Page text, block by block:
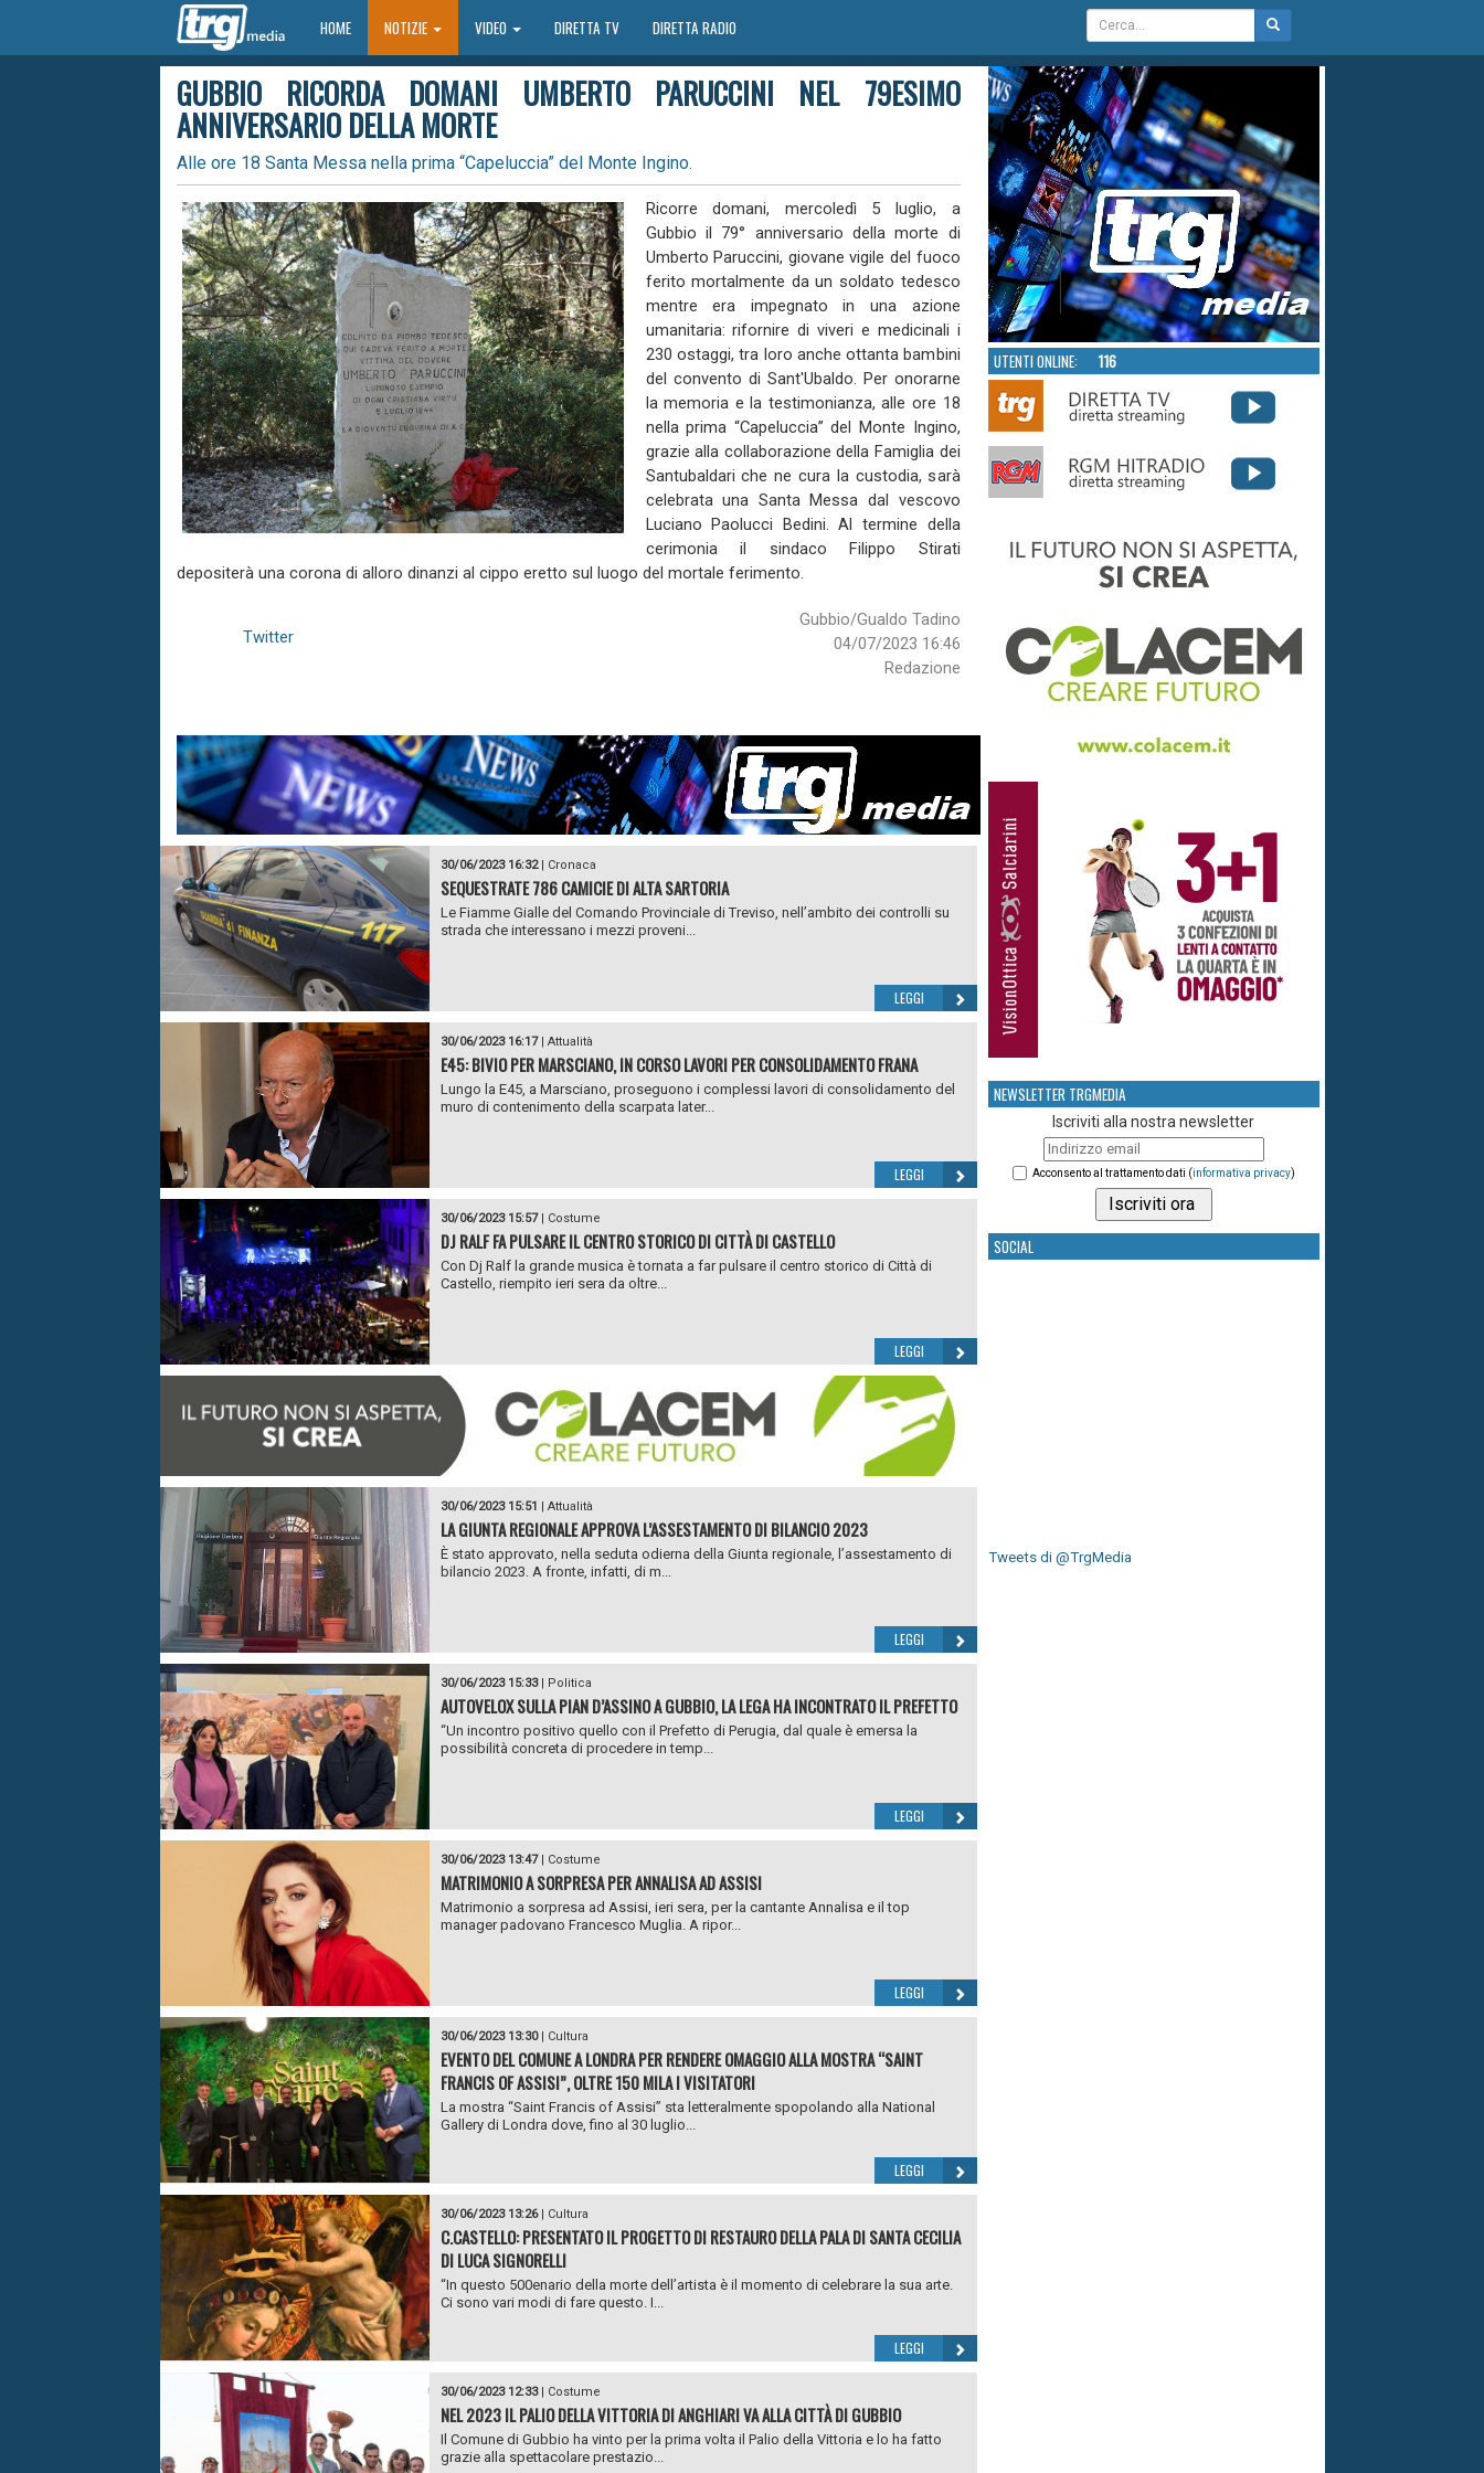
HOMEHOME NOTIZIE VIDEO DIRETTA TV DIRETTA RADIO
GUBBIO RICORDA DOMANI UMBERTO PARUCCINI NEL 79ESIMO
ANNIVERSARIO DELLA MORTE
Alle ore 18 Santa Messa nella prima “Capeluccia” del Monte Ingino.
Ricorre domani, mercoledì 5 luglio, a
Gubbio il 79° anniversario della morte di
Umberto Paruccini, giovane vigile del fuoco
ferito mortalmente da un soldato tedesco
mentre era impegnato in una azione
umanitaria: rifornire di viveri e medicinali i
230 ostaggi, tra loro anche ottanta bambini
del convento di Sant'Ubaldo. Per onorarne
la memoria e la testimonianza, alle ore 18
nella prima “Capeluccia” del Monte Ingino,
grazie alla collaborazione della Famiglia dei
Santubaldari che ne cura la custodia, sarà
celebrata una Santa Messa dal vescovo
Luciano Paolucci Bedini. Al termine della
cerimonia il sindaco Filippo Stirati
depositerà una corona di alloro dinanzi al cippo eretto sul luogo del mortale ferimento.
Gubbio/Gualdo Tadino
04/07/2023 16:46
Redazione
Twitter
30/06/2023 16:32| Cronaca
SEQUESTRATE 786 CAMICIE DI ALTA SARTORIA
Le Fiamme Gialle del Comando Provinciale di Treviso, nell’ambito dei controlli su
strada che interessano i mezzi proveni...
LEGGI
30/06/2023 16:17| Attualità
E45: BIVIO PER MARSCIANO, IN CORSO LAVORI PER CONSOLIDAMENTO FRANA
Lungo la E45, a Marsciano, proseguono i complessi lavori di consolidamento del
muro di contenimento della scarpata later...
LEGGI
30/06/2023 15:57| Costume
DJ RALF FA PULSARE IL CENTRO STORICO DI CITTÀ DI CASTELLO
Con Dj Ralf la grande musica è tornata a far pulsare il centro storico di Città di
Castello, riempito ieri sera da oltre...
LEGGI
30/06/2023 15:51 | Attualità
LA GIUNTA REGIONALE APPROVA L’ASSESTAMENTO DI BILANCIO 2023
È stato approvato, nella seduta odierna della Giunta regionale, l’assestamento di
bilancio 2023. A fronte, infatti, di m...
LEGGI
30/06/2023 15:33| Politica
AUTOVELOX SULLA PIAN D’ASSINO A GUBBIO, LA LEGA HA INCONTRATO IL PREFETTO
“Un incontro positivo quello con il Prefetto di Perugia, dal quale è emersa la
possibilità concreta di procedere in temp...
LEGGI
30/06/2023 13:47| Costume
MATRIMONIO A SORPRESA PER ANNALISA AD ASSISI
Matrimonio a sorpresa ad Assisi, ieri sera, per la cantante Annalisa e il top
manager padovano Francesco Muglia. A ripor...
LEGGI
30/06/2023 13:30| Cultura
EVENTO DEL COMUNE A LONDRA PER RENDERE OMAGGIO ALLA MOSTRA “SAINT
FRANCIS OF ASSISI”, OLTRE 150 MILA I VISITATORI
La mostra “Saint Francis of Assisi” sta letteralmente spopolando alla National
Gallery di Londra dove, fino al 30 luglio...
LEGGI
30/06/2023 13:26| Cultura
C.CASTELLO: PRESENTATO IL PROGETTO DI RESTAURO DELLA PALA DI SANTA CECILIA
DI LUCA SIGNORELLI
“In questo 500enario della morte dell’artista è il momento di celebrare la sua arte.
Ci sono vari modi di fare questo. I...
LEGGI
30/06/2023 12:33| Costume
NEL 2023 IL PALIO DELLA VITTORIA DI ANGHIARI VA ALLA CITTÀ DI GUBBIO
Il Comune di Gubbio ha vinto per la prima volta il Palio della Vittoria e lo ha fatto
grazie alla spettacolare prestazio...
UTENTI ONLINE: 116
NEWSLETTER TRGMEDIA
Iscriviti alla nostra newsletter
Acconsento al trattamento dati (informativa privacy)
SOCIAL
Tweets di @TrgMedia